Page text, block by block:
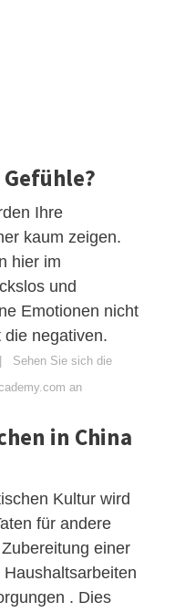
Ihre
kaum zeigen.
hier im
und
Emotionen nicht
negativen.
Sehen Sie sich die
an
in China
Kultur wird
für andere
einer
. Dies